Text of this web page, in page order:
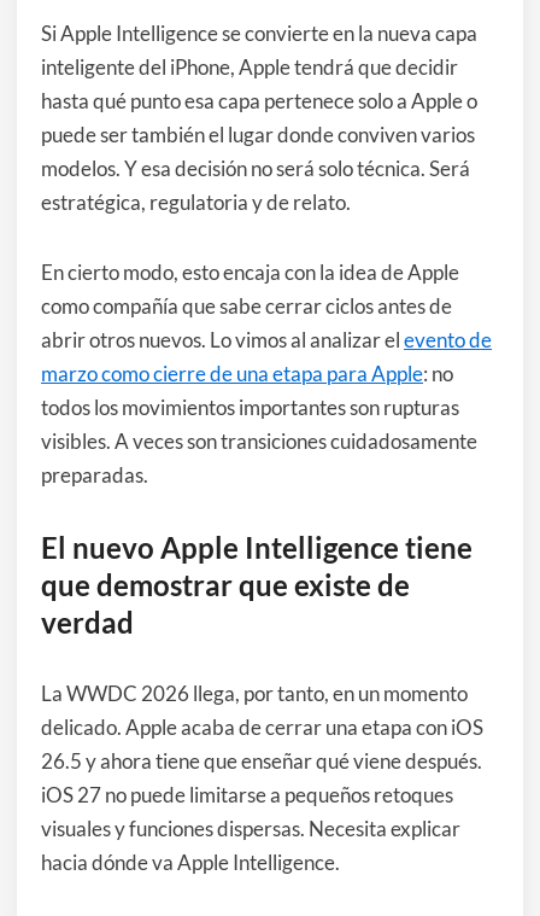
Si Apple Intelligence se convierte en la nueva capa
inteligente del iPhone, Apple tendrá que decidir
hasta qué punto esa capa pertenece solo a Apple o
puede ser también el lugar donde conviven varios
modelos. Y esa decisión no será solo técnica. Será
estratégica, regulatoria y de relato.
En cierto modo, esto encaja con la idea de Apple
como compañía que sabe cerrar ciclos antes de
abrir otros nuevos. Lo vimos al analizar elevento de
marzo como cierre de una etapa para Apple: no
todos los movimientos importantes son rupturas
visibles. A veces son transiciones cuidadosamente
preparadas.
El nuevo Apple Intelligence tiene
que demostrar que existe de
verdad
La WWDC 2026 llega, por tanto, en un momento
delicado. Apple acaba de cerrar una etapa con iOS
26.5 y ahora tiene que enseñar qué viene después.
iOS 27 no puede limitarse a pequeños retoques
visuales y funciones dispersas. Necesita explicar
hacia dónde va Apple Intelligence.